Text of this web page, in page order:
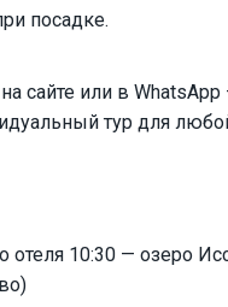
посадке.
сайте или в WhatsApp
тур для
отеля 10:30 — озеро